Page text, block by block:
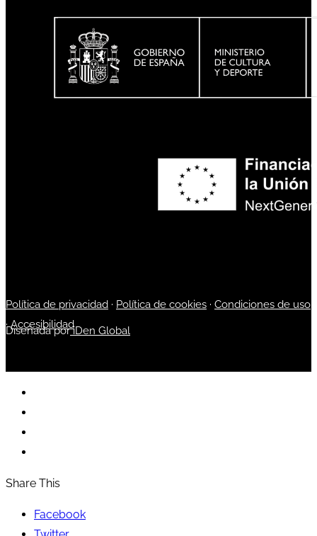
Política de privacidad · Política de cookies · Condiciones de uso
·Accesibilidad
Diseñada poriDen Global
Share This
Facebook